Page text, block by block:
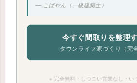
― こばやん（一級建築士）
今すぐ間取りを整理
タウンライフ家づくり（完
※ 完全無料・しつこい営業なし・い